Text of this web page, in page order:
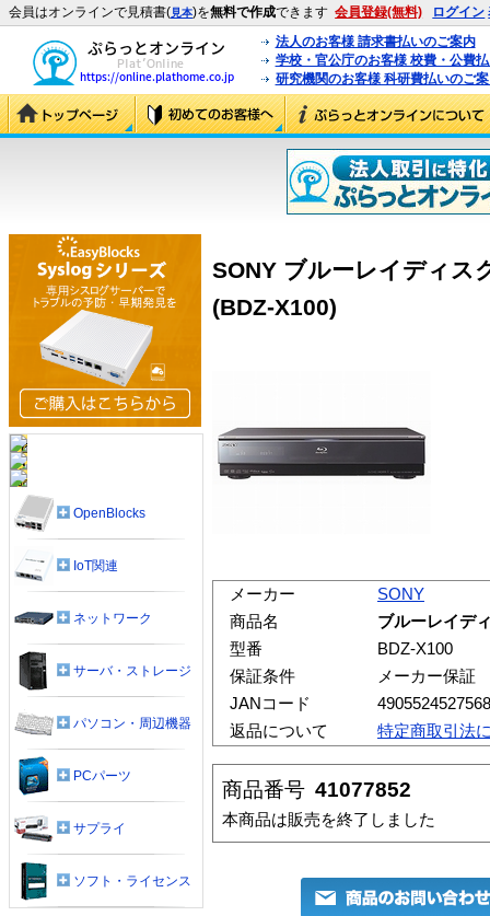
会員はオンラインで見積書(見本)を無料で作成できます 会員登録(無料) ログイン
法人のお客様 請求書払いのご案内
学校・官公庁のお客様 校費・公費
研究機関のお客様 科研費払いのご
SONY ブルーレイディス
(BDZ-X100)
メーカー
SONY
商品名
ブルーレイデ
型番
BDZ-X100
保証条件
メーカー保証
JANコード
4905524527568
返品について
特定商取引法
商品番号 41077852
本商品は販売を終了しました
OpenBlocks
IoT関連
ネットワーク
サーバ・ストレージ
パソコン・周辺機器
PCパーツ
サプライ
ソフト・ライセンス